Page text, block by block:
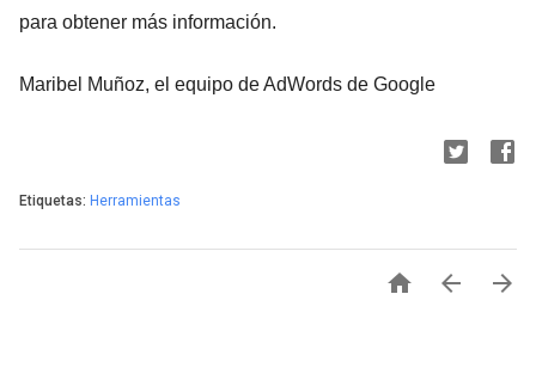
para obtener más información.
Maribel Muñoz, el equipo de AdWords de Google
Etiquetas: Herramientas
  